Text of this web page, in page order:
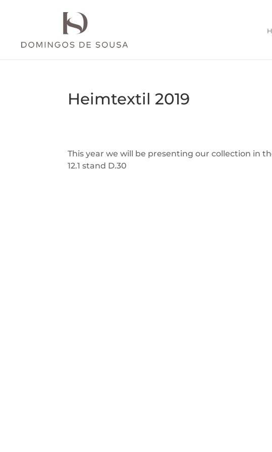
Heimtextil 2019
This year we will be presenting our collection in
12.1 stand D.30